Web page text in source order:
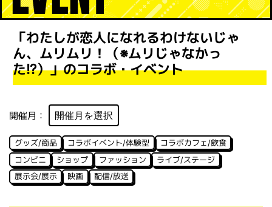
「わたしが恋人になれるわけないじゃ
ん、ムリムリ！（※ムリじゃなかっ
た!?）」のコラボ・イベント
開催月：
グッズ/商品 コラボイベント/体験型
コラボカフェ/飲食
コンビニ
ショップ ファッション
ライブ/ステージ
展示会/展示
映画 配信/放送